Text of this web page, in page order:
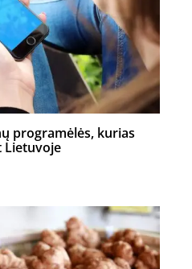
programėlės, kurias
Lietuvoje